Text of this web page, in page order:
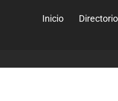
Inicio Directorio